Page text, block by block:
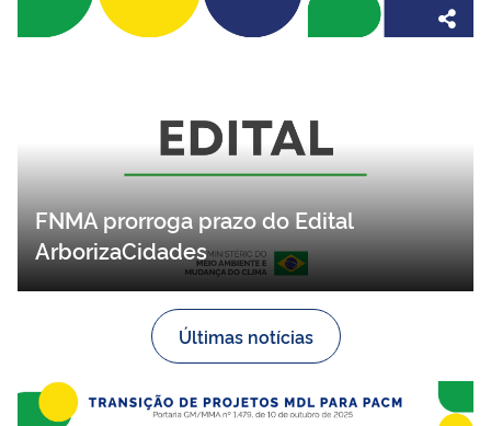
FNMA prorroga prazo do Edital
ArborizaCidades
Últimas notícias